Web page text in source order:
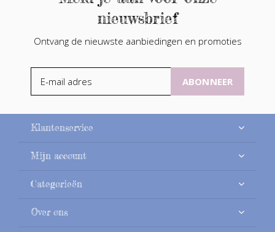
nieuwsbrief
Ontvang de nieuwste aanbiedingen en promoties
ABONNEER
Klantenservice
Mijn account
Categorieën
Over ons